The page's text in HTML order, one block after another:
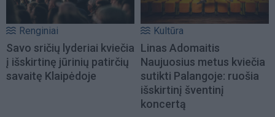
Renginiai
Savo sričių lyderiai kviečia
į išskirtinę jūrinių patirčių
savaitę Klaipėdoje
Kultūra
Linas Adomaitis
Naujuosius metus kviečia
sutikti Palangoje: ruošia
išskirtinį šventinį
koncertą